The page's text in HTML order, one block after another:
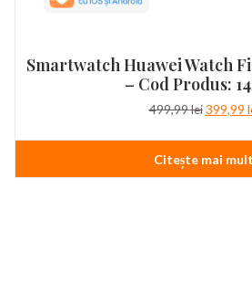
Smartwatch Huawei Watch
– Cod Produs:
499,99lei Prețul
a
fost:
499,99
399,99
Citește mai mult